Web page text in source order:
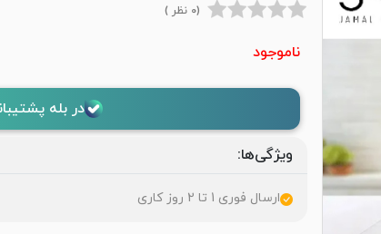
(0 نظر )
ناموجود
در بله
ویژگی‌ها:
ارسال فوری 1 تا 2 روز کاری